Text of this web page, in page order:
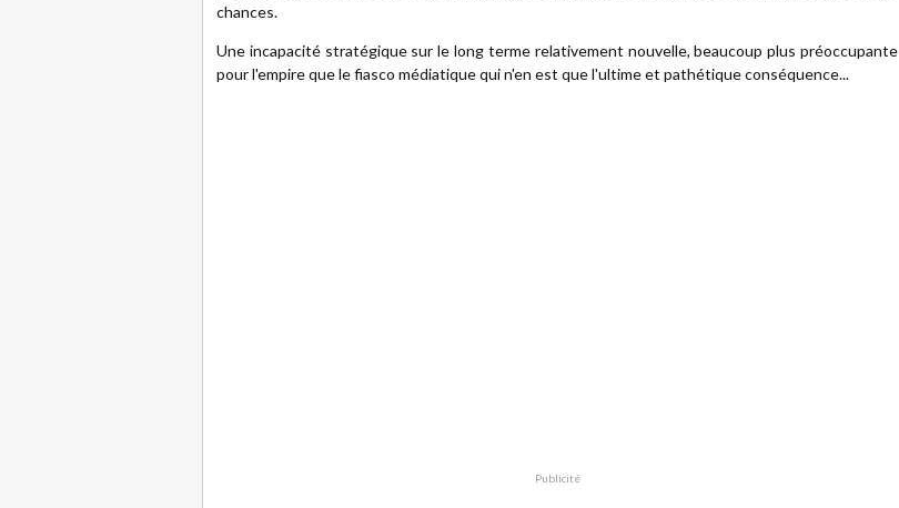
chances.
Une incapacité stratégique sur le long terme relativement nouvelle, beaucoup plus préoccupante
pour l'empire que le fiasco médiatique qui n'en est que l'ultime et pathétique conséquence...
Publicité